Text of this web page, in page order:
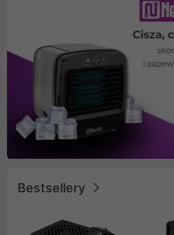
Bestsellery